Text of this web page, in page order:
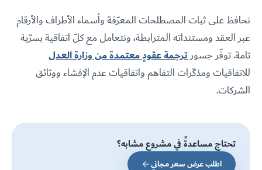
نحافظ على ثبات المصطلحات المعرّفة وأسماء الأطراف والأرقام
عبر العقد ومستنداته المترابطة، ونتعامل مع كلّ اتفاقية بسرّية
تامة. توفّر جسورترجمة عقودٍ معتمدة من وزارة العدل
للاتفاقيات ومذكّرات التفاهم واتفاقيات عدم الإفشاء ووثائق
الشركات.
تحتاج مساعدةً في مشروعٍ مشابه؟
اطلب عرض سعر مجاني